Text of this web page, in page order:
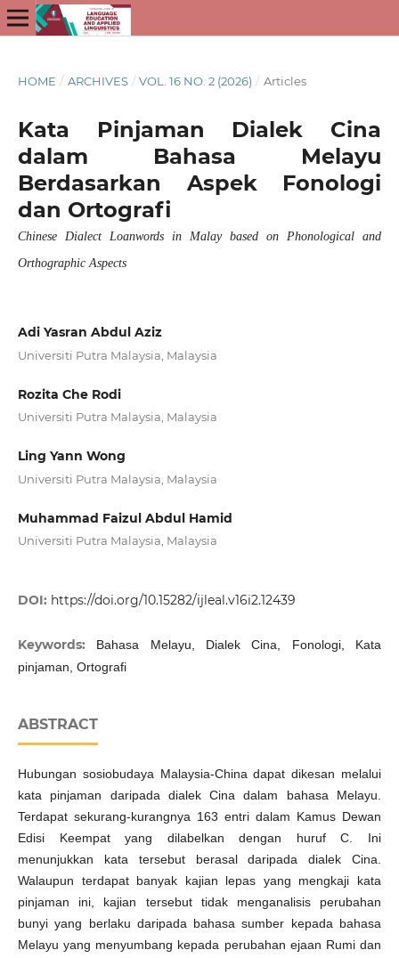
HOME / ARCHIVES / VOL. 16 NO. 2 (2026) / Articles
Kata Pinjaman Dialek Cina
dalam Bahasa Melayu
Berdasarkan Aspek Fonologi
dan Ortografi
Chinese Dialect Loanwords in Malay based on Phonological and
Orthographic Aspects
Adi Yasran Abdul Aziz
Universiti Putra Malaysia, Malaysia
Rozita Che Rodi
Universiti Putra Malaysia, Malaysia
Ling Yann Wong
Universiti Putra Malaysia, Malaysia
Muhammad Faizul Abdul Hamid
Universiti Putra Malaysia, Malaysia
DOI: https://doi.org/10.15282/ijleal.v16i2.12439
Keywords:
Bahasa Melayu, Dialek Cina, Fonologi, Kata
pinjaman, Ortografi
ABSTRACT
Hubungan sosiobudaya Malaysia-China dapat dikesan melalui
kata pinjaman daripada dialek Cina dalam bahasa Melayu.
Terdapat sekurang-kurangnya 163 entri dalam Kamus Dewan
Edisi Keempat yang dilabelkan dengan huruf C. Ini
menunjukkan kata tersebut berasal daripada dialek Cina.
Walaupun terdapat banyak kajian lepas yang mengkaji kata
pinjaman ini, kajian tersebut tidak menganalisis perubahan
bunyi yang berlaku daripada bahasa sumber kepada bahasa
Melayu yang menyumbang kepada perubahan ejaan Rumi dan